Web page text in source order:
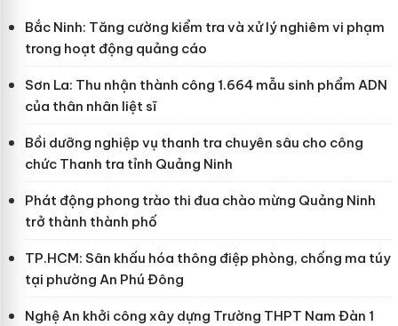
Bắc Ninh: Tăng cường kiểm tra và xử lý nghiêm vi phạm
trong hoạt động quảng cáo
Sơn La: Thu nhận thành công 1.664 mẫu sinh phẩm ADN
của thân nhân liệt sĩ
Bồi dưỡng nghiệp vụ thanh tra chuyên sâu cho công
chức Thanh tra tỉnh Quảng Ninh
Phát động phong trào thi đua chào mừng Quảng Ninh
trở thành thành phố
TP.HCM: Sân khấu hóa thông điệp phòng, chống ma túy
tại phường An Phú Đông
Nghệ An khởi công xây dựng Trường THPT Nam Đàn 1